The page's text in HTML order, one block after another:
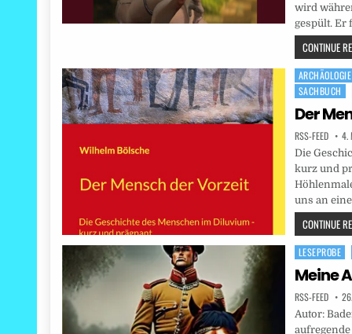
wird
gespült. Er
CONTINUE
Posted
in
ARCHÄOLOGIE
SACHBUCH
Der
RSS-FEED 4.
Die
kurz und
uns an
CONTINUE
Posted
in
LESEPROBE
Meine
RSS-FEED
Autor: